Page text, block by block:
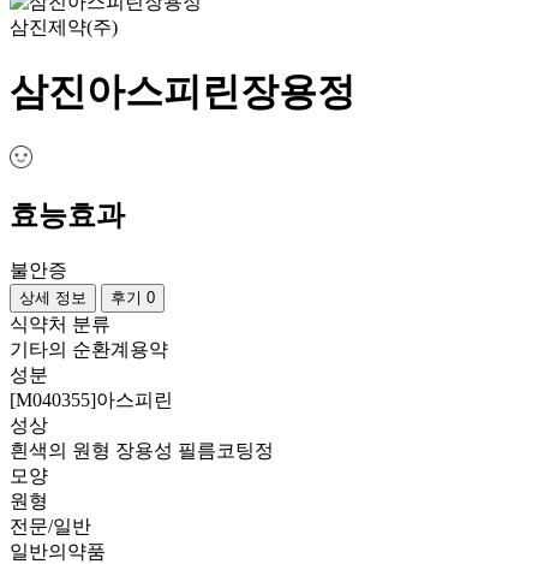
삼진제약(주)
삼진아스피린장용정
효능효과
불안증
상세 정보 후기 0
식약처 분류
기타의 순환계용약
성분
[M040355]아스피린
성상
흰색의 원형 장용성 필름코팅정
모양
원형
전문/일반
일반의약품